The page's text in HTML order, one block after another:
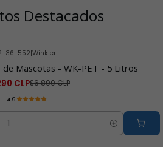
Destacados
36-552|Winkler
de Mascotas - WK-PET - 5 Litros
CLP$6.890 CLP
4.9